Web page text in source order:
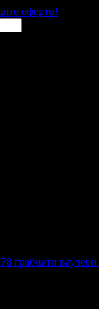
оферти!
грабнати ваучери